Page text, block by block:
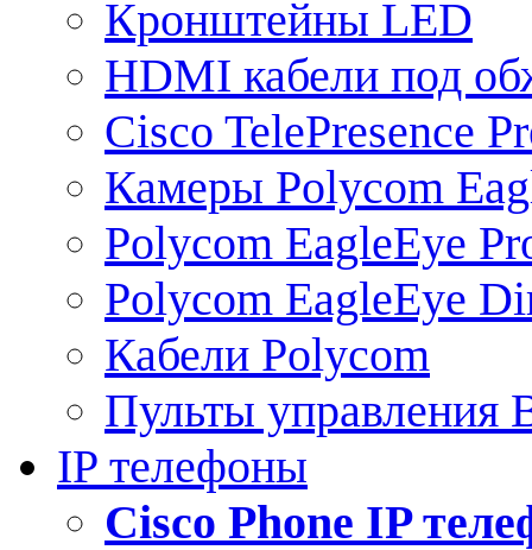
Кронштейны LED
HDMI кабели под
Cisco TelePresence
Камеры Polycom
Polycom EagleEye
Polycom EagleEye
Кабели Polycom
Пульты управления
IP телефоны
Сisco Phone IP